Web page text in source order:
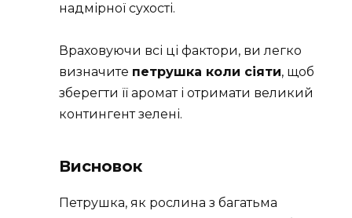
надмірної сухості.
Враховуючи всі ці фактори, ви легко
визначите петрушка коли сіяти, щоб
зберегти її аромат і отримати великий
контингент зелені.
Висновок
Петрушка, як рослина з багатьма